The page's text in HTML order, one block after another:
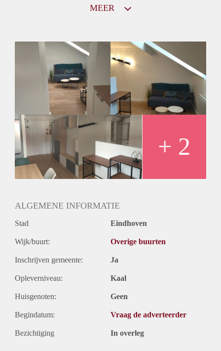
Inkomen eis
2,9 X De bruto huur
Huurtermijn
Onbepaalde termijn
Oplevering
Gestoffeerd
MEER
+ 2
ALGEMENE INFORMATIE
Stad Eindhoven
Wijk/buurt: Overige buurten
Inschrijven gemeente: Ja
Opleverniveau: Kaal
Huisgenoten: Geen
Begindatum: Vraag de adverteerder
Bezichtiging In overleg